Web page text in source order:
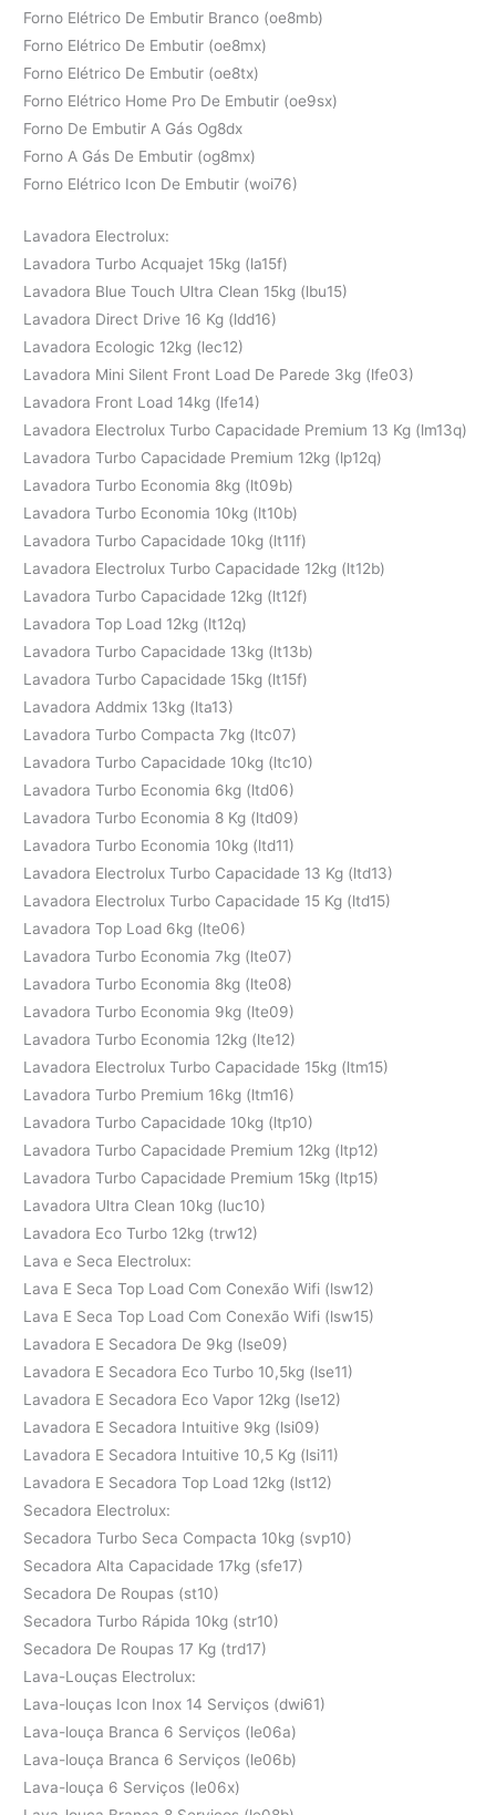
Forno Elétrico De Embutir Branco (oe8mb)
Forno Elétrico De Embutir (oe8mx)
Forno Elétrico De Embutir (oe8tx)
Forno Elétrico Home Pro De Embutir (oe9sx)
Forno De Embutir A Gás Og8dx
Forno A Gás De Embutir (og8mx)
Forno Elétrico Icon De Embutir (woi76)
Lavadora Electrolux:
Lavadora Turbo Acquajet 15kg (la15f)
Lavadora Blue Touch Ultra Clean 15kg (lbu15)
Lavadora Direct Drive 16 Kg (ldd16)
Lavadora Ecologic 12kg (lec12)
Lavadora Mini Silent Front Load De Parede 3kg (lfe03)
Lavadora Front Load 14kg (lfe14)
Lavadora Electrolux Turbo Capacidade Premium 13 Kg (lm13q)
Lavadora Turbo Capacidade Premium 12kg (lp12q)
Lavadora Turbo Economia 8kg (lt09b)
Lavadora Turbo Economia 10kg (lt10b)
Lavadora Turbo Capacidade 10kg (lt11f)
Lavadora Electrolux Turbo Capacidade 12kg (lt12b)
Lavadora Turbo Capacidade 12kg (lt12f)
Lavadora Top Load 12kg (lt12q)
Lavadora Turbo Capacidade 13kg (lt13b)
Lavadora Turbo Capacidade 15kg (lt15f)
Lavadora Addmix 13kg (lta13)
Lavadora Turbo Compacta 7kg (ltc07)
Lavadora Turbo Capacidade 10kg (ltc10)
Lavadora Turbo Economia 6kg (ltd06)
Lavadora Turbo Economia 8 Kg (ltd09)
Lavadora Turbo Economia 10kg (ltd11)
Lavadora Electrolux Turbo Capacidade 13 Kg (ltd13)
Lavadora Electrolux Turbo Capacidade 15 Kg (ltd15)
Lavadora Top Load 6kg (lte06)
Lavadora Turbo Economia 7kg (lte07)
Lavadora Turbo Economia 8kg (lte08)
Lavadora Turbo Economia 9kg (lte09)
Lavadora Turbo Economia 12kg (lte12)
Lavadora Electrolux Turbo Capacidade 15kg (ltm15)
Lavadora Turbo Premium 16kg (ltm16)
Lavadora Turbo Capacidade 10kg (ltp10)
Lavadora Turbo Capacidade Premium 12kg (ltp12)
Lavadora Turbo Capacidade Premium 15kg (ltp15)
Lavadora Ultra Clean 10kg (luc10)
Lavadora Eco Turbo 12kg (trw12)
Lava e Seca Electrolux:
Lava E Seca Top Load Com Conexão Wifi (lsw12)
Lava E Seca Top Load Com Conexão Wifi (lsw15)
Lavadora E Secadora De 9kg (lse09)
Lavadora E Secadora Eco Turbo 10,5kg (lse11)
Lavadora E Secadora Eco Vapor 12kg (lse12)
Lavadora E Secadora Intuitive 9kg (lsi09)
Lavadora E Secadora Intuitive 10,5 Kg (lsi11)
Lavadora E Secadora Top Load 12kg (lst12)
Secadora Electrolux:
Secadora Turbo Seca Compacta 10kg (svp10)
Secadora Alta Capacidade 17kg (sfe17)
Secadora De Roupas (st10)
Secadora Turbo Rápida 10kg (str10)
Secadora De Roupas 17 Kg (trd17)
Lava-Louças Electrolux:
Lava-louças Icon Inox 14 Serviços (dwi61)
Lava-louça Branca 6 Serviços (le06a)
Lava-louça Branca 6 Serviços (le06b)
Lava-louça 6 Serviços (le06x)